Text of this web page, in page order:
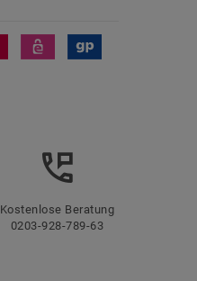
Kostenlose Beratung
0203-928-789-63